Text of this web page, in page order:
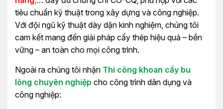
tiêu chuẩn kỹ thuật trong xây dựng và công nghiệp.
Với đội ngũ kỹ thuật dày dặn kinh nghiệm, chúng tôi
cam kết mang đến giải pháp cấy thép hiệu quả – bền
vững – an toàn cho mọi công trình.
Ngoài ra chúng tôi nhận Thi công khoan cấy bu
lông chuyên nghiệp cho công trình dân dụng và
công nghiệp: